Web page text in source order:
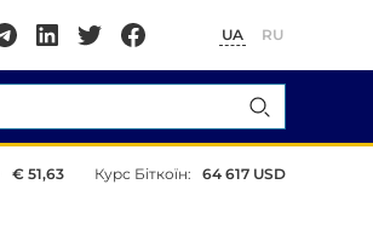
UA RU
€ 51,63 Курс Біткоїн: 64 617 USD